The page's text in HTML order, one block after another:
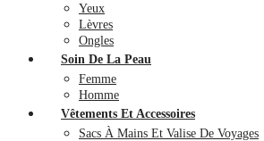
Yeux
Lèvres
Ongles
Soin De La Peau
Femme
Homme
Vêtements Et Accessoires
Sacs À Mains Et Valise De Voyages